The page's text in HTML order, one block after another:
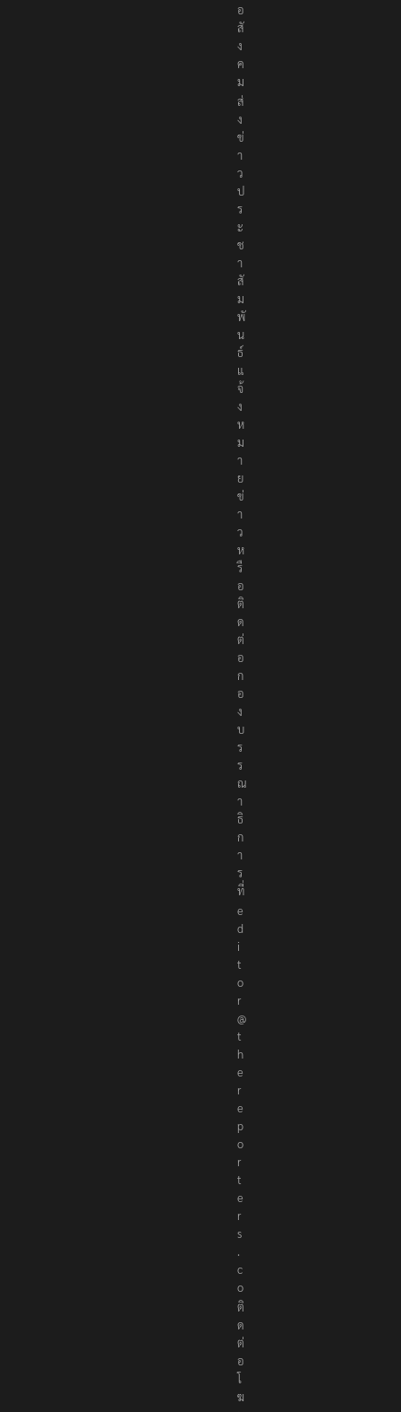
พื่
อ
สั
ง
ค
ม
ส่
ง
ข่
า
ว
ป
ร
ะ
ช
า
สั
ม
พั
น
ธ์
แ
จ้
ง
ห
ม
า
ย
ข่
า
ว
ห
รื
อ
ติ
ด
ต่
อ
ก
อ
ง
บ
ร
ร
ณ
า
ธิ
ก
า
ร
ที่
e
d
i
t
o
r
@
t
h
e
r
e
p
o
r
t
e
r
s
.
c
o
ติ
ด
ต่
อ
โ